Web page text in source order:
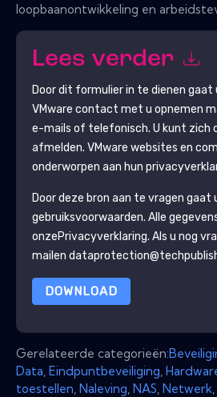
loopbaanontwikkeling en
Lees verder
Door dit formulier in te dienen gaat
VMware contact met u opnemen
e-mails of telefonisch. U kunt zich
afmelden. VMware websites en
onderworpen aan hun
Door deze bron aan te vragen gaat
gebruiksvoorwaarden. Alle
onzePrivacyverklaring. Als u nog
mailen
DOWNLOAD
Gerelateerde categorieën:
Data Eindpuntbeveiliging
toestellen Naleving NAS Netwerk